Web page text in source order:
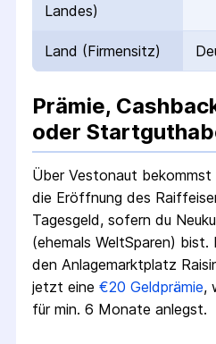
Landes)
Land (Firmensitz)
Prämie,
oder
Über Vestonaut bekommst
die Eröffnung des
Tagesgeld, sofern du
(ehemals WeltSparen)
den Anlagemarktplatz
jetzt eine €20 Geldprämie,
für min. 6 Monate anlegst.